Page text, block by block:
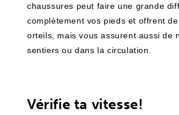
chaussures peut faire une grande
complètement vos pieds et offrent
orteils, mais vous assurent aussi de
sentiers ou dans la circulation.
Vérifie ta vitesse!